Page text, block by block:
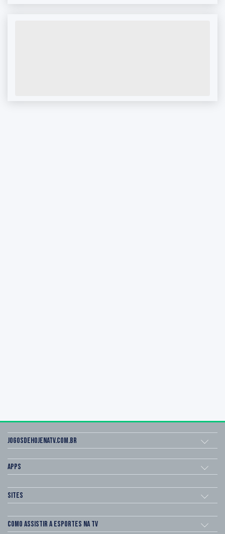
Jogosdehojenatv.com.br
Apps
Sites
Como assistir a esportes na TV